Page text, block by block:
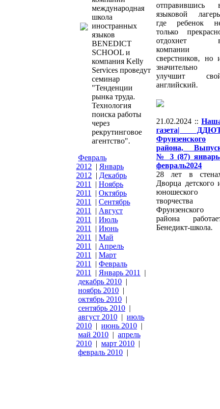
международная
школа
иностранных
языков
BENEDICT
SCHOOL и
компания Kelly
Services проведут
семинар
"Тенденции
рынка труда.
Технология
поиска работы
через
рекрутинговое
агентство".
Февраль
2012 | Январь
2012 | Декабрь
2011
| Ноябрь
2011
| Октябрь
2011
| Сентябрь
2011
| Август
2011
| Июль
2011
| Июнь
2011
| Май
2011
| Апрель
2011
| Март
2011
| Февраль
2011
| Январь 2011
|
декабрь 2010 |
ноябрь 2010 |
октябрь 2010 |
сентябрь 2010 |
август 2010 | июль
2010 | июнь 2010 |
май 2010 | апрель
2010 | март 2010 |
февраль 2010 |
отправившись
языковой
где ребенок
только
отдохнет
компании
сверстников, но
значительно
улучшит
английский.
21.02.2024 ::
газета|
Фрунзенского
района,
№ 3 (87)
февраль2024
28 лет в
Дворца детского
юношеского
творчества
Фрунзенского
района
Бенедикт-школа.